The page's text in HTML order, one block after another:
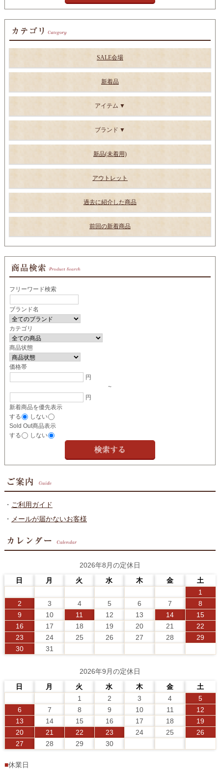
SALE会場
新着品
アイテム
ブランド
新品(未着用)
アウトレット
過去に紹介した商品
前回の新着商品
フリーワード検索
ブランド名
カテゴリ
商品状態
価格帯
円
~
円
新着商品を優先表示
する
しない
Sold Out商品表示
する
しない
・ ご利用ガイド
・ メールが届かないお客様
2026年8月の定休日
日
月 火 水 木 金
土
1
2
3 4 5 6 7
8
9
10 11 12 13 14
15
16
17 18 19 20 21
22
23
24 25 26 27 28
29
30
31
2026年9月の定休日
日
月 火 水 木 金
土
1
2 3 4
5
6
7 8 9 10 11
12
13
14 15 16 17 18
19
20
21 22 23 24 25
26
27
28 29 30
■休業日